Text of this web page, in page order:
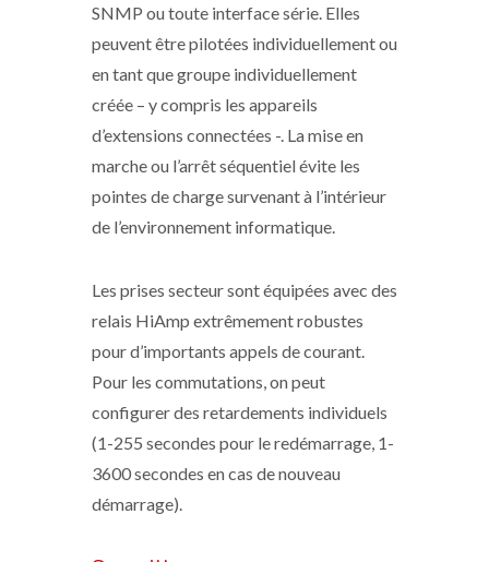
SNMP ou toute interface série. Elles
peuvent être pilotées individuellement ou
en tant que groupe individuellement
créée – y compris les appareils
d’extensions connectées -. La mise en
marche ou l’arrêt séquentiel évite les
pointes de charge survenant à l’intérieur
de l’environnement informatique.
Les prises secteur sont équipées avec des
relais HiAmp extrêmement robustes
pour d’importants appels de courant.
Pour les commutations, on peut
configurer des retardements individuels
(1-255 secondes pour le redémarrage, 1-
3600 secondes en cas de nouveau
démarrage).